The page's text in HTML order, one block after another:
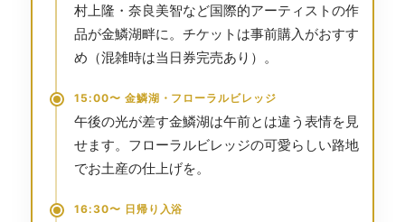
村上隆・奈良美智など国際的アーティストの作
品が金鱗湖畔に。チケットは事前購入がおすす
め（混雑時は当日券完売あり）。
15:00〜 金鱗湖・フローラルビレッジ
午後の光が差す金鱗湖は午前とは違う表情を見
せます。フローラルビレッジの可愛らしい路地
でお土産の仕上げを。
16:30〜 日帰り入浴